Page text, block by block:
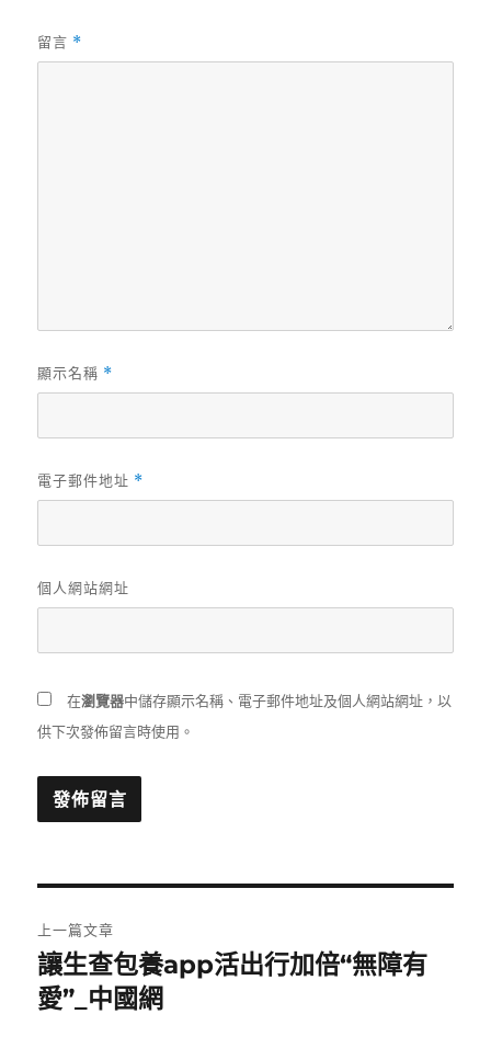
留言 *
顯示名稱 *
電子郵件地址 *
個人網站網址
在瀏覽器中儲存顯示名稱、電子郵件地址及個人網站網址，以
供下次發佈留言時使用。
章
導
上一篇文章
上
一
讓生查包養app活出行加倍“無障有
愛”_中國網